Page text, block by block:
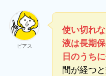
ビアス
使い切れ
液は長期
日のうち
間が経つ